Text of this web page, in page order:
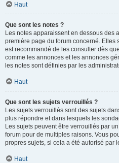
Haut
Que sont les notes ?
Les notes apparaissent en dessous des
première page du forum concerné. Elles
est recommandé de les consulter dès
comme les annonces et les annonces
les notes sont définies par les
Haut
Que sont les sujets verrouillés ?
Les sujets verrouillés sont des sujets
plus répondre et dans lesquels les
Les sujets peuvent être verrouillés par
forum pour de multiples raisons. Vous
propres sujets, si cela a été autorisé par
Haut